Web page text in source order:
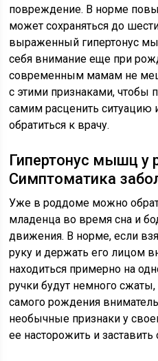
повреждение. В норме
может сохраняться до
выраженный гипертонус
себя внимание еще при
современным мамам не
с этими признаками, чтобы
самим расценить ситуацию
обратиться к врачу.
Гипертонус мышц у
Симптоматика
Уже в роддоме можно
младенца во время сна и
движения. В норме, если
руку и держать его лицом
находиться примерно на
ручки будут немного
самого рождения
необычные признаки у
ее насторожить и заставить